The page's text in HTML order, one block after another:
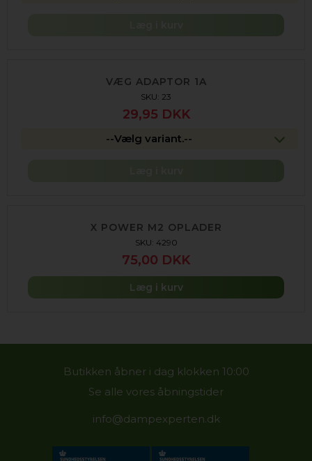
VÆG ADAPTOR 1A
SKU: 23
29,95 DKK
--Vælg variant.--
X POWER M2 OPLADER
SKU: 4290
75,00 DKK
Læg i kurv
Butikken åbner i dag klokken 10:00
info@dampexperten.dk
Se alle vores åbningstider